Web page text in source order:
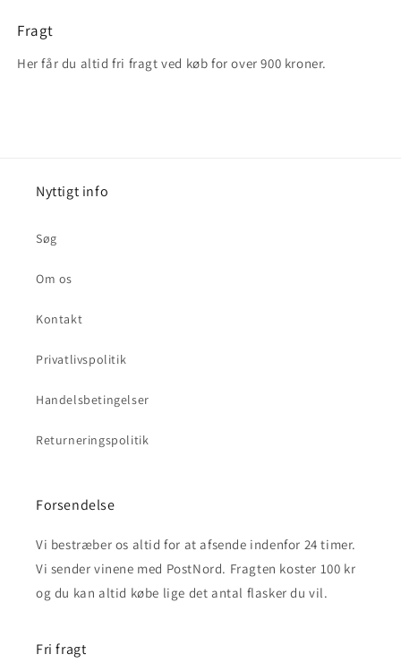
Fragt
Her får du altid fri fragt ved køb for over 900 kroner.
Nyttigt info
Søg
Om os
Kontakt
Privatlivspolitik
Handelsbetingelser
Returneringspolitik
Forsendelse
Vi bestræber os altid for at afsende indenfor 24 timer.
Vi sender vinene med PostNord. Fragten koster 100 kr
og du kan altid købe lige det antal flasker du vil.
Fri fragt